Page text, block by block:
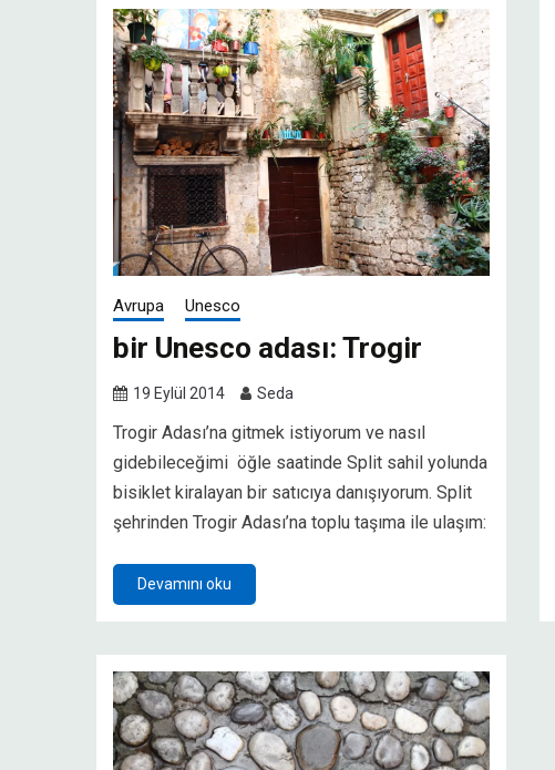
Avrupa Unesco
bir Unesco adası: Trogir
19 Eylül 2014 Seda
Trogir Adası’na gitmek istiyorum ve nasıl
gidebileceğimi öğle saatinde Split sahil yolunda
bisiklet kiralayan bir satıcıya danışıyorum. Split
şehrinden Trogir Adası’na toplu taşıma ile ulaşım:
Devamını oku